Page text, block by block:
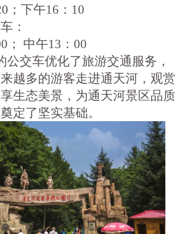
；下午16：10
：
； 中午13：00
公交车优化了旅游交通服务，
越多的游客走进通天河，观赏
生态美景，为通天河景区品质
定了坚实基础。